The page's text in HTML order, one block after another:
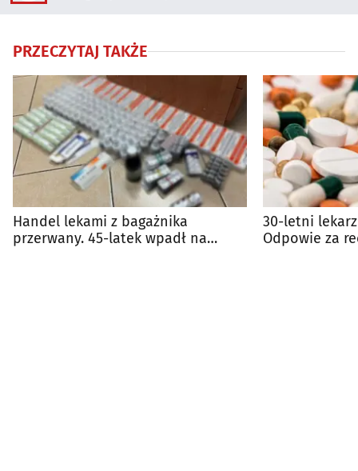
PRZECZYTAJ TAKŻE
Handel lekami z bagażnika
przerwany. 45-latek wpadł na
30-letni
Odpowie za